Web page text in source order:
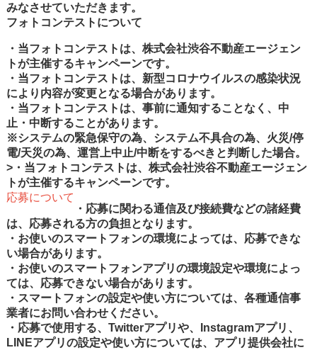
みなさせていただきます。
フォトコンテストについて
・当フォトコンテストは、株式会社渋谷不動産エージェン
トが主催するキャンペーンです。
・当フォトコンテストは、新型コロナウイルスの感染状況
により内容が変更となる場合があります。
・当フォトコンテストは、事前に通知することなく、中
止・中断することがあります。
※システムの緊急保守の為、システム不具合の為、火災/停
電/天災の為、運営上中止/中断をするべきと判断した場合。
>・当フォトコンテストは、株式会社渋谷不動産エージェン
トが主催するキャンペーンです。
応募について
・応募に関わる通信及び接続費などの諸経費
は、応募される方の負担となります。
・お使いのスマートフォンの環境によっては、応募できな
い場合があります。
・お使いのスマートフォンアプリの環境設定や環境によっ
ては、応募できない場合があります。
・スマートフォンの設定や使い方については、各種通信事
業者にお問い合わせください。
・応募で使用する、Twitterアプリや、Instagramアプリ、
LINEアプリの設定や使い方については、アプリ提供会社に